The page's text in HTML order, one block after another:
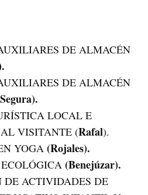
DE ALMACÉN
DE ALMACÉN
LOCAL E
VISITANTE (Rafal).
YOGA (Rojales).
(Benejúzar).
ACTIVIDADES DE